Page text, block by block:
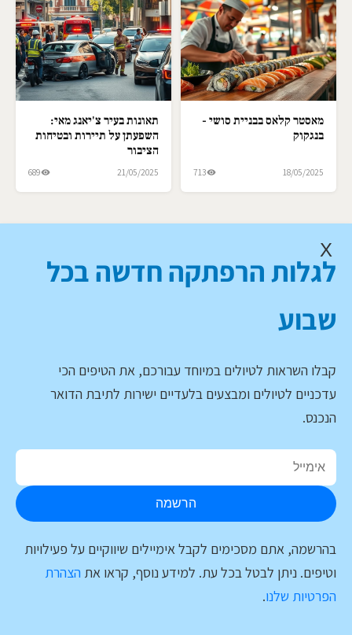
מאסטר קלאס בבניית סושי -
בנגקוק
18/05/2025
713
תאונות בעיר צ'יאנג מאי:
השפעתן על תיירות ובטיחות
הציבור
21/05/2025
689
X
לגלות הרפתקה חדשה בכל
שבוע
קבלו השראות לטיולים במיוחד עבורכם, את הטיפים הכי
עדכניים לטיולים ומבצעים בלעדיים ישירות לתיבת הדואר
הנכנס.
הרשמה
בהרשמה, אתם מסכימים לקבל אימיילים שיווקיים על פעילויות
וטיפים. ניתן לבטל בכל עת. למידע נוסף, קראו את הצהרת
הפרטיות שלנו.